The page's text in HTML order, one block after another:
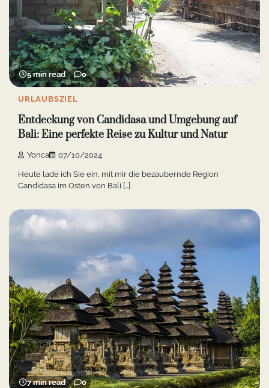
5 min read 0
URLAUBSZIEL
Entdeckung von Candidasa und Umgebung auf
Bali: Eine perfekte Reise zu Kultur und Natur
Yonca 07/10/2024
Heute lade ich Sie ein, mit mir die bezaubernde Region
Candidasa im Osten von Bali […]
7 min read 0